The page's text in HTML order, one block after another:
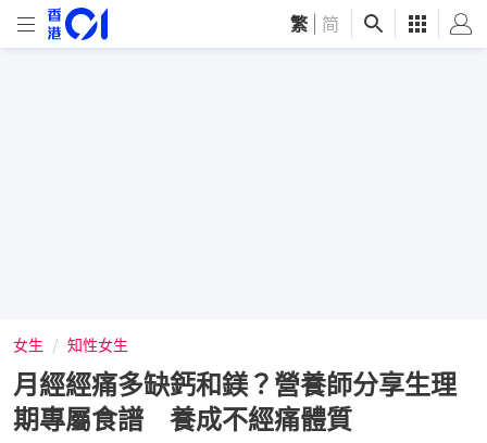
繁 简
女生 知性女生
月經經痛多缺鈣和鎂？營養師分享生理
期專屬食譜 養成不經痛體質